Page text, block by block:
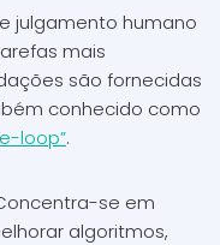
julgamento humano
mais
são fornecidas
conhecido como
loop”.
se em
algoritmos,